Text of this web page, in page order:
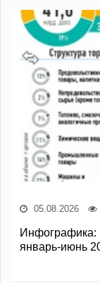
05.08.2026
Инфографика:
январь-июнь